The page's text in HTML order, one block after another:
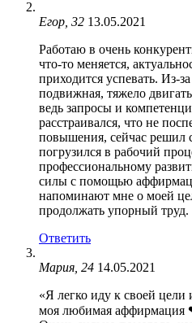
Егор, 32 13.05.2021
Работаю в очень
что-то меняется,
приходится успевать. Из-
подвижная, тяжело
ведь запросы и
расстраивался, что не
повышения, сейчас решил
погрузился в рабочий
профессиональному
силы с помощью
напоминают мне о моей
продолжать упорный труд.
Ответить
Мария, 24 14.05.2021
«Я легко иду к своей
моя любимая аффирмация